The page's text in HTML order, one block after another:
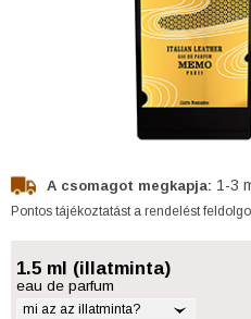
A csomagot megkapja: 1-3
Pontos tájékoztatást a rendelést
1.5 ml (illatminta)
eau de parfum
mi az az illatminta?